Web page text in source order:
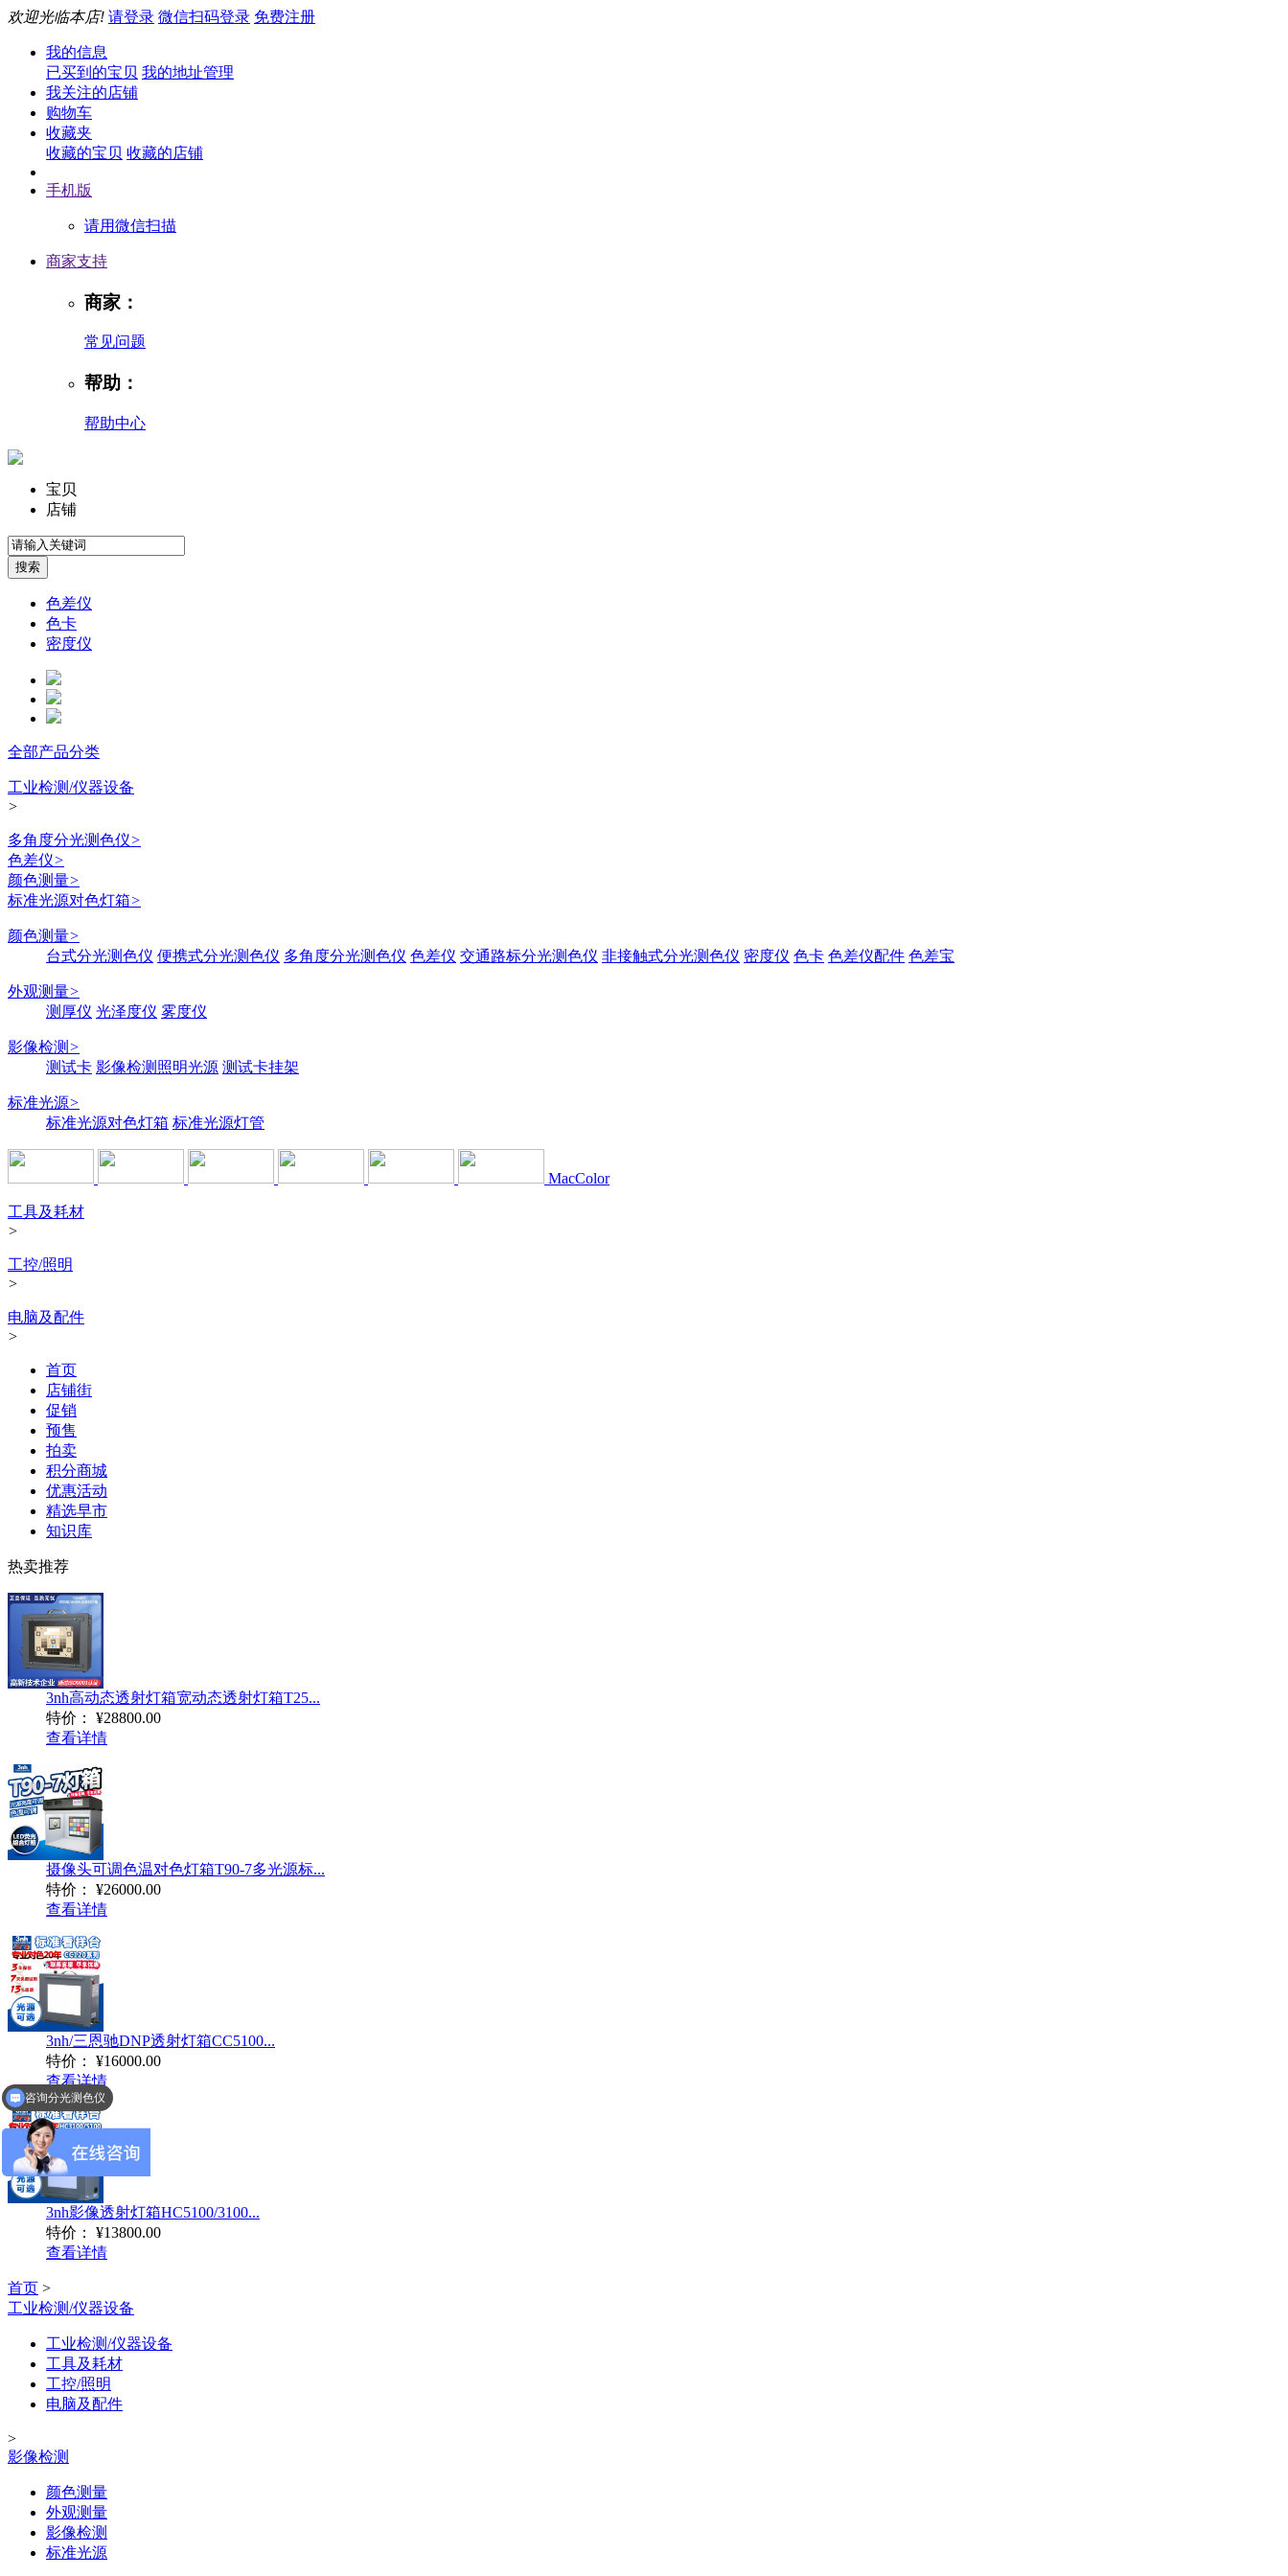
欢迎光临本店! 请登录 微信扫码登录 免费注册
我的信息
已买到的宝贝 我的地址管理
我关注的店铺
购物车
收藏夹
收藏的宝贝 收藏的店铺
手机版
请用微信扫描
商家支持
商家：
常见问题
帮助：
帮助中心
宝贝
店铺
色差仪
色卡
密度仪
全部产品分类
工业检测/仪器设备
>
多角度分光测色仪>
色差仪>
颜色测量>
标准光源对色灯箱>
颜色测量>
台式分光测色仪 便携式分光测色仪 多角度分光测色仪 色差仪 交通路标分光测色仪 非接触式分光测色仪 密度仪 色卡 色差仪配件 色差宝
外观测量>
测厚仪 光泽度仪 雾度仪
影像检测 >
测试卡 影像检测照明光源 测试卡挂架
标准光源>
标准光源对色灯箱 标准光源灯管
MacColor
工具及耗材
>
工控/照明
>
电脑及配件
>
首页
店铺街
促销
预售
拍卖
积分商城
优惠活动
精选早市
知识库
热卖推荐
3nh高动态透射灯箱宽动态透射灯箱T25...
特价：
¥28800.00
查看详情
摄像头可调色温对色灯箱T90-7多光源标...
特价：
¥26000.00
查看详情
3nh/三恩驰DNP透射灯箱CC5100...
特价：
¥16000.00
查看详情
3nh影像透射灯箱HC5100/3100...
特价：
¥13800.00
查看详情
首页 >
工业检测/仪器设备
工业检测/仪器设备
工具及耗材
工控/照明
电脑及配件
>
影像检测
颜色测量
外观测量
影像检测
标准光源
咨询分光测色仪